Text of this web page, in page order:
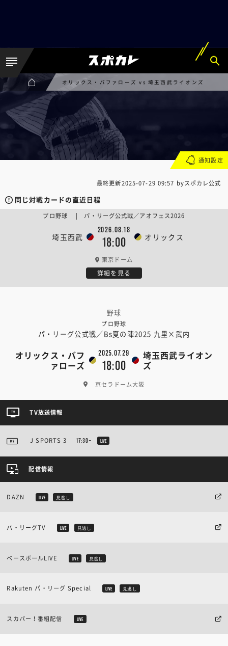
オリックス・バファローズ vs 埼玉西武ライオンズ
最終更新2025-07-29 09:57 byスポカレ公式
同じ対戦カードの直近日程
埼玉西武
2026.08.18
18:00 オリックス
プロ野球 | パ・リーグ公式戦／アオフェス2026
東京ドーム
詳細を見る
野球
プロ野球
パ・リーグ公式戦／Bs夏の陣2025 九里×武内
オリックス・バフ
ァローズ
2025.07.29
18:00
埼玉西武ライオン
ズ
京セラドーム大阪
通知設定
TV放送情報
J SPORTS 3 17:30~ LIVE
配信情報
DAZN LIVE 見逃し
パ・リーグTV LIVE 見逃し
ベースボールLIVE LIVE 見逃し
Rakuten パ・リーグ Special LIVE 見逃し
スカパー！番組配信 LIVE